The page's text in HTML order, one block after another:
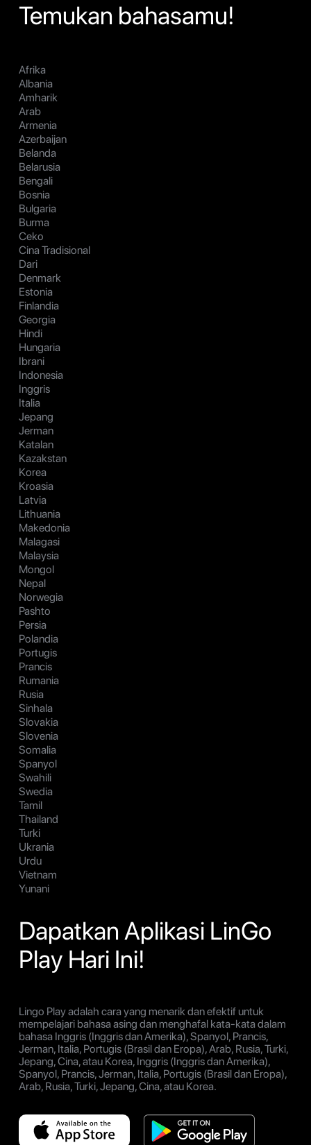
Temukan bahasamu!
Afrika
Albania
Amharik
Arab
Armenia
Azerbaijan
Belanda
Belarusia
Bengali
Bosnia
Bulgaria
Burma
Ceko
Cina Tradisional
Dari
Denmark
Estonia
Finlandia
Georgia
Hindi
Hungaria
Ibrani
Indonesia
Inggris
Italia
Jepang
Jerman
Katalan
Kazakstan
Korea
Kroasia
Latvia
Lithuania
Makedonia
Malagasi
Malaysia
Mongol
Nepal
Norwegia
Pashto
Persia
Polandia
Portugis
Prancis
Rumania
Rusia
Sinhala
Slovakia
Slovenia
Somalia
Spanyol
Swahili
Swedia
Tamil
Thailand
Turki
Ukrania
Urdu
Vietnam
Yunani
Dapatkan Aplikasi LinGo
Play Hari Ini!
Lingo Play adalah cara yang menarik dan efektif untuk
mempelajari bahasa asing dan menghafal kata-kata dalam
bahasa Inggris (Inggris dan Amerika), Spanyol, Prancis,
Jerman, Italia, Portugis (Brasil dan Eropa), Arab, Rusia, Turki,
Jepang, Cina, atau Korea, Inggris (Inggris dan Amerika),
Spanyol, Prancis, Jerman, Italia, Portugis (Brasil dan Eropa),
Arab, Rusia, Turki, Jepang, Cina, atau Korea.